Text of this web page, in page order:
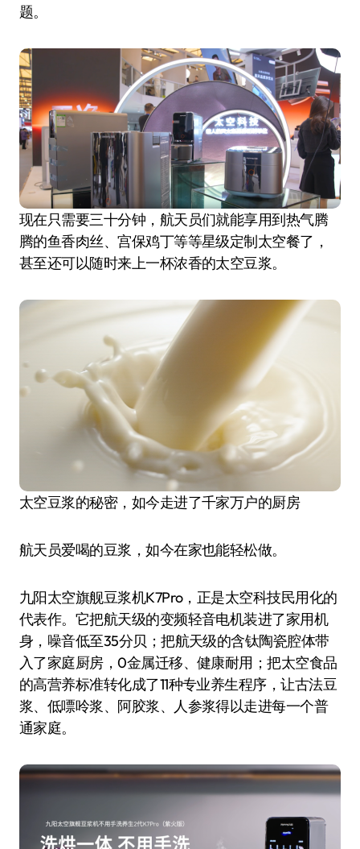
题。
现在只需要三十分钟，航天员们就能享用到热气腾
腾的鱼香肉丝、宫保鸡丁等等星级定制太空餐了，
甚至还可以随时来上一杯浓香的太空豆浆。
太空豆浆的秘密，如今走进了千家万户的厨房
航天员爱喝的豆浆，如今在家也能轻松做。
九阳太空旗舰豆浆机K7Pro，正是太空科技民用化的
代表作。它把航天级的变频轻音电机装进了家用机
身，噪音低至35分贝；把航天级的含钛陶瓷腔体带
入了家庭厨房，0金属迁移、健康耐用；把太空食品
的高营养标准转化成了11种专业养生程序，让古法豆
浆、低嘌呤浆、阿胶浆、人参浆得以走进每一个普
通家庭。